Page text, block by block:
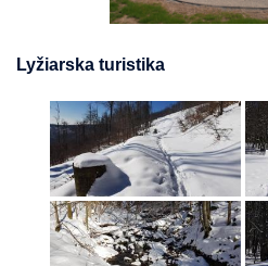
Lyžiarska turistika